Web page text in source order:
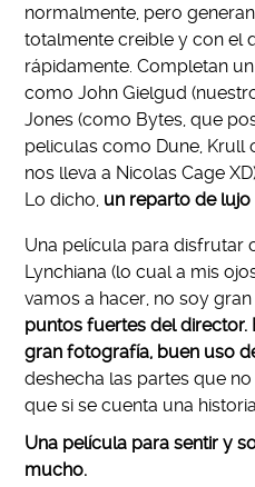
normalmente, pero
totalmente creible y con el
rápidamente. Completan
como John Gielgud
Jones (como Bytes, que
peliculas como Dune, Krull
nos lleva a Nicolas Cage
Lo dicho, un reparto de
Una película para disfrutar
Lynchiana (lo cual a mis
vamos a hacer, no soy
puntos fuertes del director.
gran fotografía, buen uso
deshecha las partes que
que si se cuenta una
Una película para sentir y
mucho.